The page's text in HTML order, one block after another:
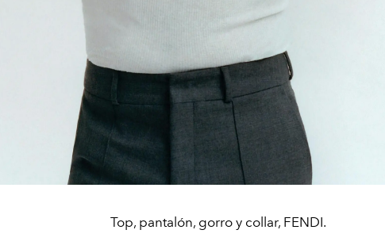
Top, pantalón, gorro y collar, FENDI.